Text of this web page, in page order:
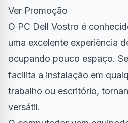
Ver Promoção
O PC Dell Vostro é
uma excelente experiência
ocupando pouco espaço.
facilita a instalação em
trabalho ou escritório,
versátil.